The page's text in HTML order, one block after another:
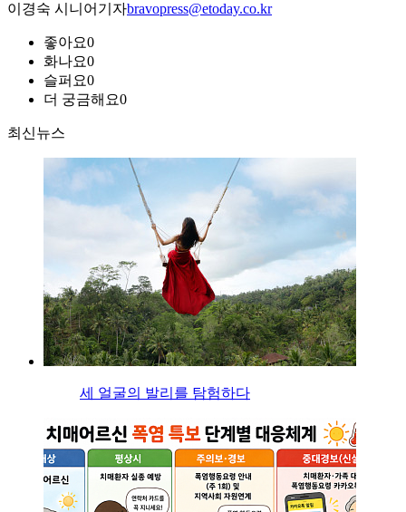
이경숙 시니어기자bravopress@etoday.co.kr
좋아요0
화나요0
슬퍼요0
더 궁금해요0
최신뉴스
세 얼굴의 발리를 탐험하다